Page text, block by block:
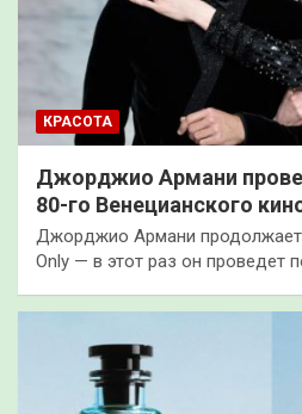
КРАСОТА
Джорджио Армани
80-го Венецианского
Джорджио Армани продолжает
Only — в этот раз он проведет